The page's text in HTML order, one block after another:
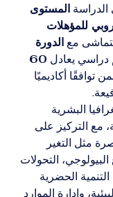
الدراسة المستوى
للمؤهلات
مع الدورة
دراسي يعادل
توافقًا أكاديميًا
البشرية
مع التركيز على
مثل التغير
التحولات
الحضرية
وإدارة الموارد